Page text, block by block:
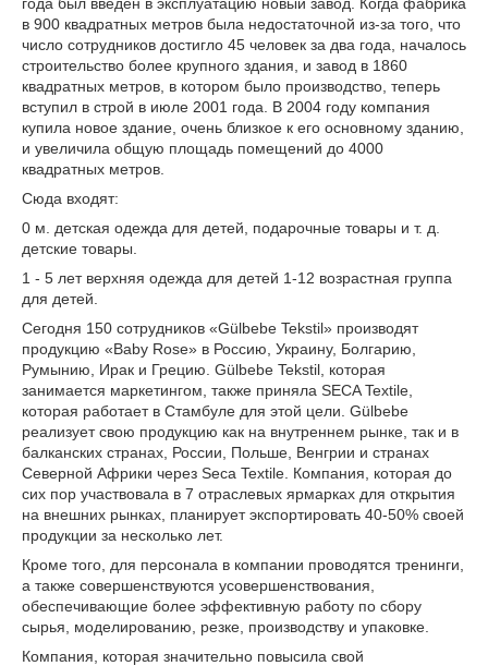
в 900 квадратных метров была недостаточной из-за того, что
число сотрудников достигло 45 человек за два года, началось
строительство более крупного здания, и завод в 1860
квадратных метров, в котором было производство, теперь
вступил в строй в июле 2001 года. В 2004 году компания
купила новое здание, очень близкое к его основному зданию,
и увеличила общую площадь помещений до 4000
квадратных метров.
Сюда входят:
0 м. детская одежда для детей, подарочные товары и т. д.
детские товары.
1 - 5 лет верхняя одежда для детей 1-12 возрастная группа
для детей.
Сегодня 150 сотрудников «Gülbebe Tekstil» производят
продукцию «Baby Rose» в Россию, Украину, Болгарию,
Румынию, Ирак и Грецию. Gülbebe Tekstil, которая
занимается маркетингом, также приняла SECA Textile,
которая работает в Стамбуле для этой цели. Gülbebe
реализует свою продукцию как на внутреннем рынке, так и в
балканских странах, России, Польше, Венгрии и странах
Северной Африки через Seca Textile. Компания, которая до
сих пор участвовала в 7 отраслевых ярмарках для открытия
на внешних рынках, планирует экспортировать 40-50% своей
продукции за несколько лет.
Кроме того, для персонала в компании проводятся тренинги,
а также совершенствуются усовершенствования,
обеспечивающие более эффективную работу по сбору
сырья, моделированию, резке, производству и упаковке.
Компания, которая значительно повысила свой